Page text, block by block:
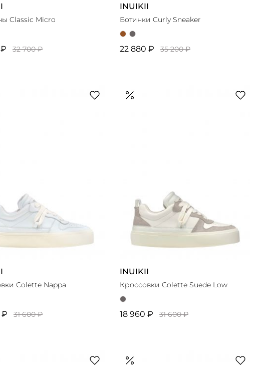
19 ТОВАРОВ
Classic Micro
32 700 ₽
INUIKII
Ботинки Curly Sneaker
22 880 ₽ 35 200 ₽
Colette Nappa
₽ 31 600 ₽
INUIKII
Кроссовки Colette Suede Low
18 960 ₽ 31 600 ₽